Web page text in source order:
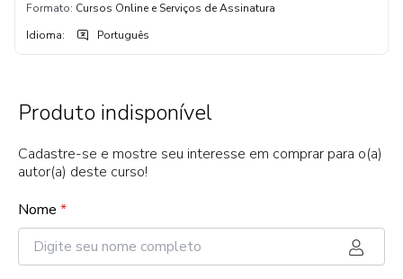
Formato: Cursos Online e Serviços de Assinatura
Idioma: Português
Produto indisponível
Cadastre-se e mostre seu interesse em comprar para o(a)
autor(a) deste curso!
Nome *